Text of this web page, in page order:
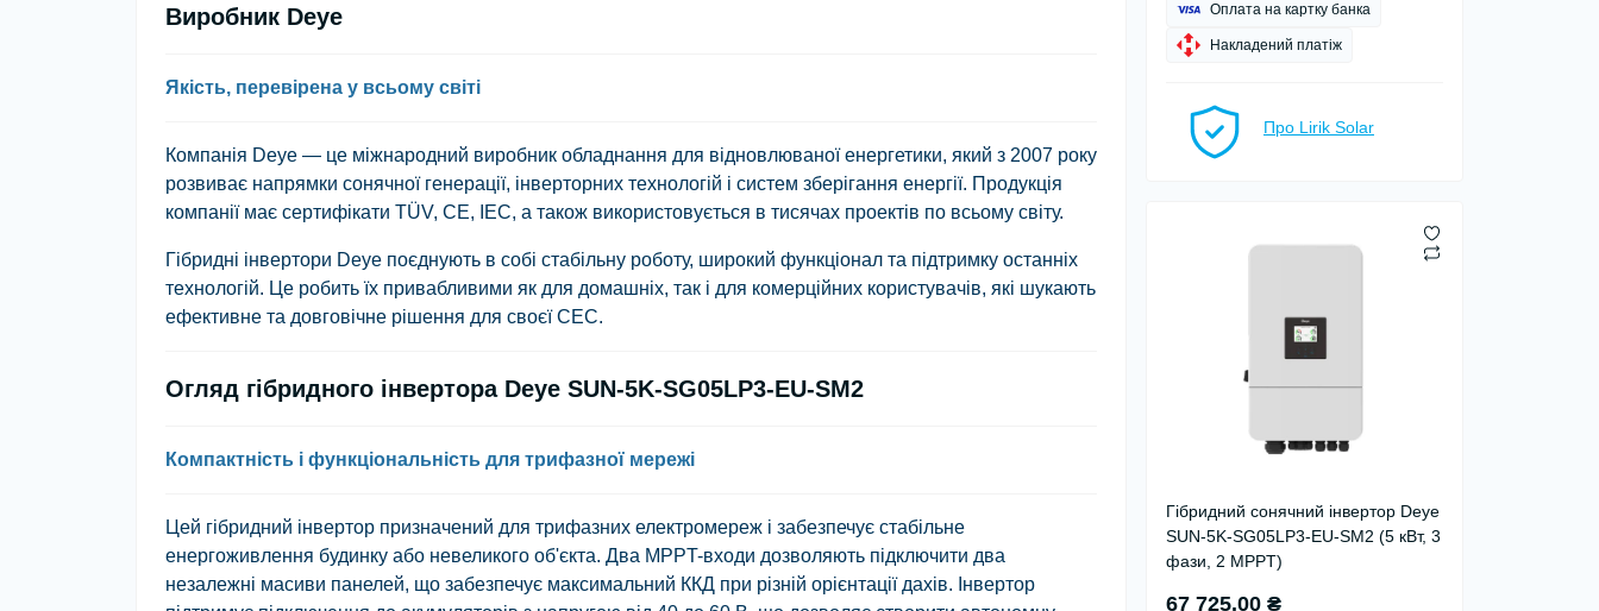
Оплата на картку банка
Накладений платіж
Про Lirik Solar
Гібридний сонячний інвертор Deye
SUN-5K-SG05LP3-EU-SM2 (5 кВт, 3
фази, 2 MPPT)
67 725.00 ₴
Виробник Deye
Якість, перевірена у всьому світі
Компанія Deye — це міжнародний виробник обладнання для відновлюваної енергетики, який з 2007 року
розвиває напрямки сонячної генерації, інверторних технологій і систем зберігання енергії. Продукція
компанії має сертифікати TÜV, CE, IEC, а також використовується в тисячах проектів по всьому світу.
Гібридні інвертори Deye поєднують в собі стабільну роботу, широкий функціонал та підтримку останніх
технологій. Це робить їх привабливими як для домашніх, так і для комерційних користувачів, які шукають
ефективне та довговічне рішення для своєї СЕС.
Огляд гібридного інвертора Deye SUN-5K-SG05LP3-EU-SM2
Компактність і функціональність для трифазної мережі
Цей гібридний інвертор призначений для трифазних електромереж і забезпечує стабільне
енергоживлення будинку або невеликого об'єкта. Два MPPT-входи дозволяють підключити два
незалежні масиви панелей, що забезпечує максимальний ККД при різній орієнтації дахів. Інвертор